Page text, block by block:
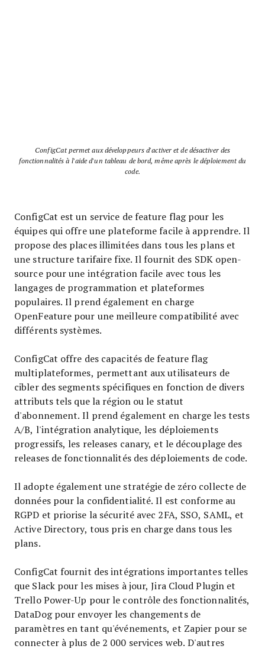
ConfigCat permet aux développeurs d'activer et de désactiver des
fonctionnalités à l'aide d'un tableau de bord, même après le déploiement du
code.
ConfigCat est un service de feature flag pour les
équipes qui offre une plateforme facile à apprendre. Il
propose des places illimitées dans tous les plans et
une structure tarifaire fixe. Il fournit des SDK open-
source pour une intégration facile avec tous les
langages de programmation et plateformes
populaires. Il prend également en charge
OpenFeature pour une meilleure compatibilité avec
différents systèmes.
ConfigCat offre des capacités de feature flag
multiplateformes, permettant aux utilisateurs de
cibler des segments spécifiques en fonction de divers
attributs tels que la région ou le statut
d'abonnement. Il prend également en charge les tests
A/B, l'intégration analytique, les déploiements
progressifs, les releases canary, et le découplage des
releases de fonctionnalités des déploiements de code.
Il adopte également une stratégie de zéro collecte de
données pour la confidentialité. Il est conforme au
RGPD et priorise la sécurité avec 2FA, SSO, SAML, et
Active Directory, tous pris en charge dans tous les
plans.
ConfigCat fournit des intégrations importantes telles
que Slack pour les mises à jour, Jira Cloud Plugin et
Trello Power-Up pour le contrôle des fonctionnalités,
DataDog pour envoyer les changements de
paramètres en tant qu'événements, et Zapier pour se
connecter à plus de 2 000 services web. D'autres